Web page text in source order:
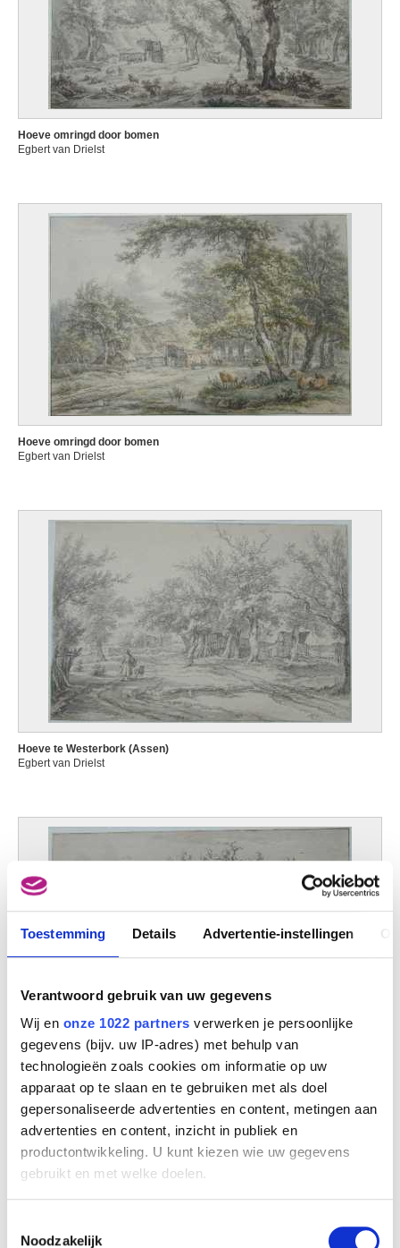
Toestemming Details Advertentie-instellingen
Verantwoord gebruik van uw gegevens
Wij en onze 1022 partners verwerken je persoonlijke
gegevens (bijv. uw IP-adres) met behulp van
technologieën zoals cookies om informatie op uw
apparaat op te slaan en te gebruiken met als doel
gepersonaliseerde advertenties en content, metingen aan
advertenties en content, inzicht in publiek en
productontwikkeling. U kunt kiezen wie uw gegevens
gebruikt en met welke doelen.
Informatie verzamelen over uw geografische
Noodzakelijk
Hoeve omringd door bomen
Egbert van Drielst
Hoeve omringd door bomen
Egbert van Drielst
Hoeve te Westerbork (Assen)
Egbert van Drielst
Hoeve te Witten ? (Assen)